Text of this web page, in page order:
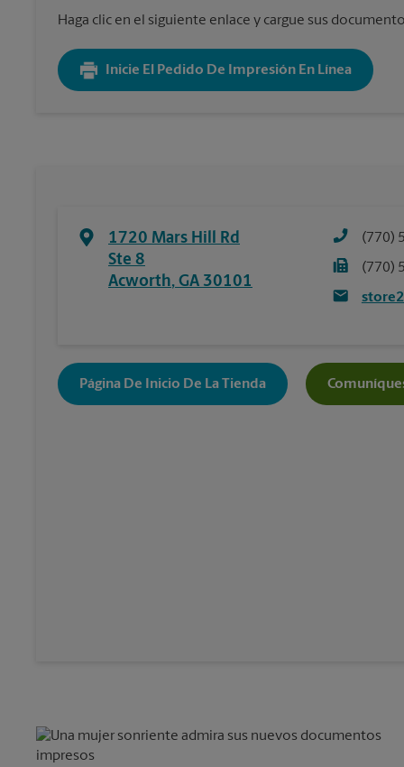
Haga clic en el siguiente enlace y cargue sus
Inicie El Pedido De Impresión En Línea
1720 Mars Hill Rd
Ste 8
Acworth, GA 30101
(770)
(770)
Página De Inicio De La Tienda